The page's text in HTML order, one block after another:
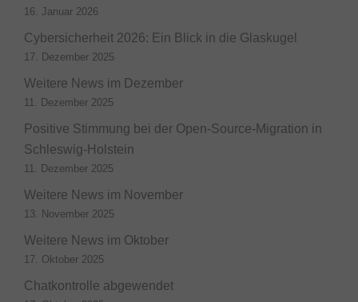
16. Januar 2026
Cybersicherheit 2026: Ein Blick in die Glaskugel
17. Dezember 2025
Weitere News im Dezember
11. Dezember 2025
Positive Stimmung bei der Open-Source-Migration in
Schleswig-Holstein
11. Dezember 2025
Weitere News im November
13. November 2025
Weitere News im Oktober
17. Oktober 2025
Chatkontrolle abgewendet